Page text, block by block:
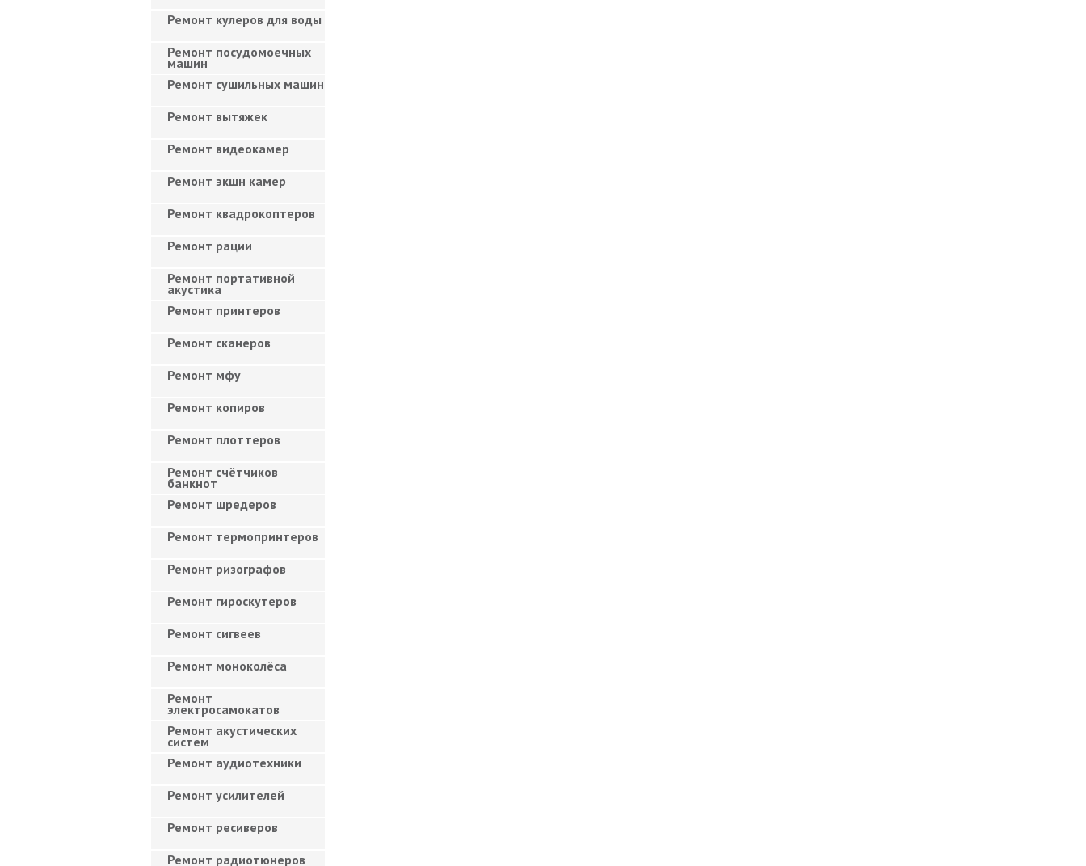
Ремонт кулеров для воды
Ремонт посудомоечных
машин
Ремонт сушильных машин
Ремонт вытяжек
Ремонт видеокамер
Ремонт экшн камер
Ремонт квадрокоптеров
Ремонт рации
Ремонт портативной
акустика
Ремонт принтеров
Ремонт сканеров
Ремонт мфу
Ремонт копиров
Ремонт плоттеров
Ремонт счётчиков
банкнот
Ремонт шредеров
Ремонт термопринтеров
Ремонт ризографов
Ремонт гироскутеров
Ремонт сигвеев
Ремонт моноколёса
Ремонт
электросамокатов
Ремонт акустических
систем
Ремонт аудиотехники
Ремонт усилителей
Ремонт ресиверов
Ремонт радиотюнеров